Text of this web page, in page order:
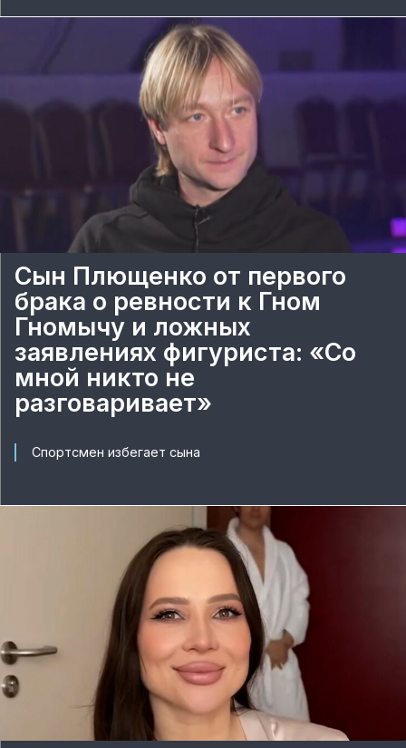
Сын Плющенко от первого
брака о ревности к Гном
Гномычу и ложных
заявлениях фигуриста: «Со
мной никто не
разговаривает»
Спортсмен избегает сына